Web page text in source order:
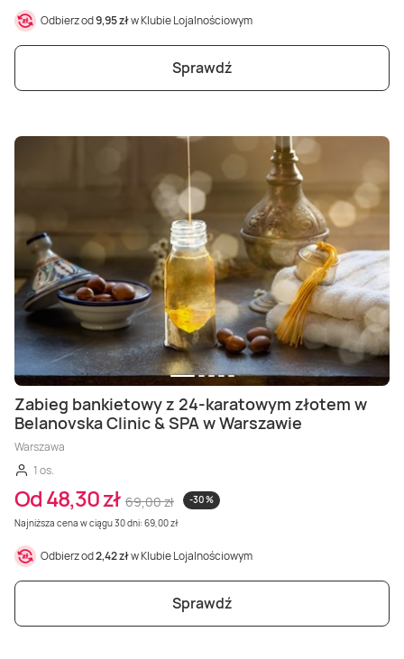
Odbierz od9,95 złw Klubie Lojalnościowym
Sprawdź
Zabieg bankietowy z 24-karatowym złotem w
Belanovska Clinic & SPA w Warszawie
Warszawa
1 os.
Od 48,30 zł 69,00 zł
-30 %
Najniższa cena w ciągu 30 dni: 69,00 zł
Odbierz od2,42 złw Klubie Lojalnościowym
Sprawdź